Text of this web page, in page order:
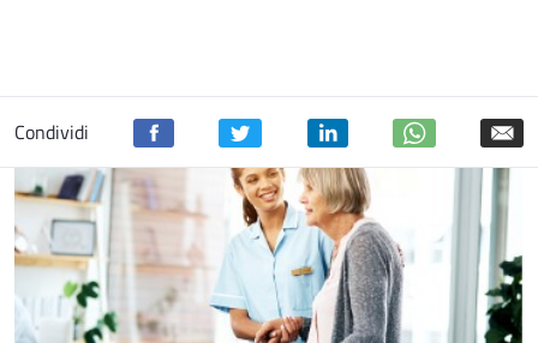
Condividi